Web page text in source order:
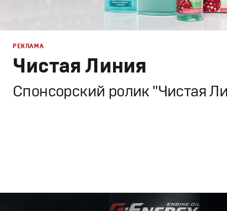
Чистая Линия
Спонсорский ролик "Чистая
РЕКЛАМА